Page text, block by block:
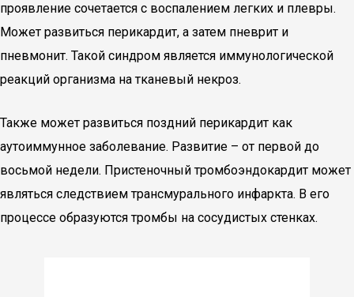
проявление сочетается с воспалением легких и плевры.
Может развиться перикардит, а затем пневрит и
пневмонит. Такой синдром является иммунологической
реакций организма на тканевый некроз.
Также может развиться поздний перикардит как
аутоиммунное заболевание. Развитие – от первой до
восьмой недели. Пристеночный тромбоэндокардит может
являться следствием трансмурального инфаркта. В его
процессе образуются тромбы на сосудистых стенках.